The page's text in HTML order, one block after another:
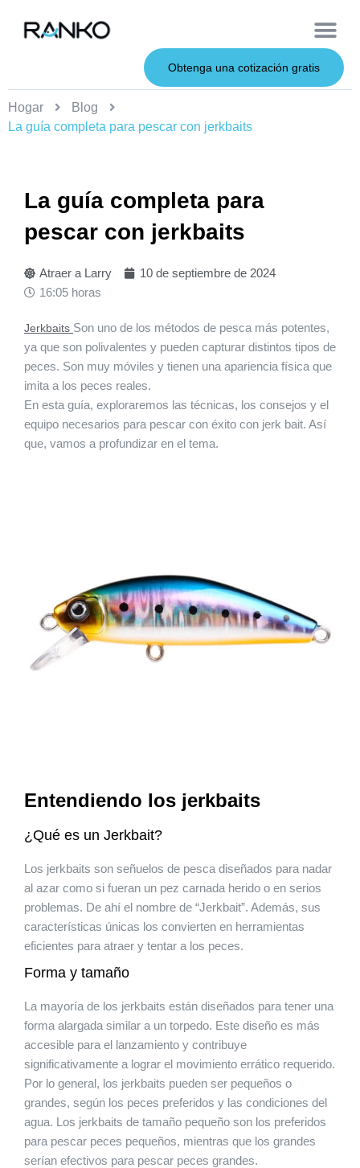
Obtenga una cotización gratis
Hogar
Blog
La guía completa para pescar con jerkbaits
La guía completa para
pescar con jerkbaits
Atraer a Larry
10 de septiembre de 2024
16:05 horas
Jerkbaits Son uno de los métodos de pesca más potentes,
ya que son polivalentes y pueden capturar distintos tipos de
peces. Son muy móviles y tienen una apariencia física que
imita a los peces reales.
En esta guía, exploraremos las técnicas, los consejos y el
equipo necesarios para pescar con éxito con jerk bait. Así
que, vamos a profundizar en el tema.
Entendiendo los jerkbaits
¿Qué es un Jerkbait?
Los jerkbaits son señuelos de pesca diseñados para nadar
al azar como si fueran un pez carnada herido o en serios
problemas. De ahí el nombre de “Jerkbait”. Además, sus
características únicas los convierten en herramientas
eficientes para atraer y tentar a los peces.
Forma y tamaño
La mayoría de los jerkbaits están diseñados para tener una
forma alargada similar a un torpedo. Este diseño es más
accesible para el lanzamiento y contribuye
significativamente a lograr el movimiento errático requerido.
Por lo general, los jerkbaits pueden ser pequeños o
grandes, según los peces preferidos y las condiciones del
agua. Los jerkbaits de tamaño pequeño son los preferidos
para pescar peces pequeños, mientras que los grandes
serían efectivos para pescar peces grandes.